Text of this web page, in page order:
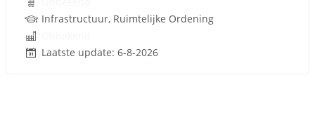
Infrastructuur, Ruimtelijke Ordening
Laatste update: 6-8-2026